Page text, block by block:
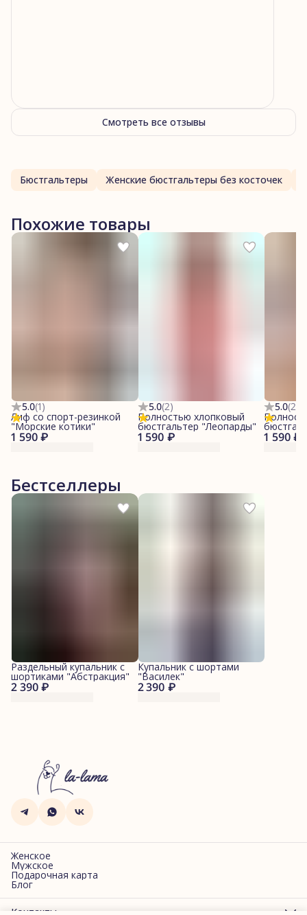
Смотреть все отзывы
Бюстгальтеры Женские бюстгальтеры без косточек
Похожие товары
5.0(1)
1 590 ₽
Лиф со спорт-резинкой
"Морские котики"
5.0(2)
1 590 ₽
Полностью хлопковый
бюстгальтер "Леопарды"
5.0(2
1 590 ₽
котики"
Бестселлеры
2 390 ₽
Раздельный купальник с
шортиками "Абстракция"
2 390 ₽
Купальник с шортами
"Василек"
Женское
Мужское
Подарочная карта
Блог
Контакты